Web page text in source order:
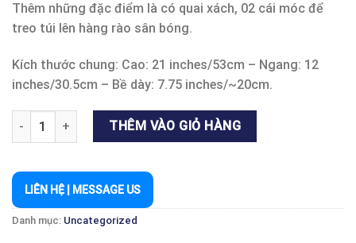
Thêm những đặc điểm là có quai xách, 02 cái móc để
treo túi lên hàng rào sân bóng.
Kích thước chung: Cao: 21 inches/53cm – Ngang: 12
inches/30.5cm – Bề dày: 7.75 inches/~20cm.
BA LÔ GAMMA PICKLEBALL ĐỎ/ĐEN số lượng
THÊM VÀO GIỎ HÀNG
LIÊN HỆ | MESSAGE US
Danh mục: Uncategorized